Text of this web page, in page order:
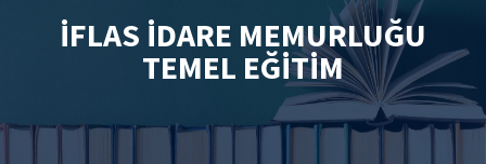
İFLAS İDARE MEMURLUĞU
TEMEL EĞİTİM